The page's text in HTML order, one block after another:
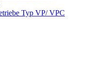
Typ VP/ VPC